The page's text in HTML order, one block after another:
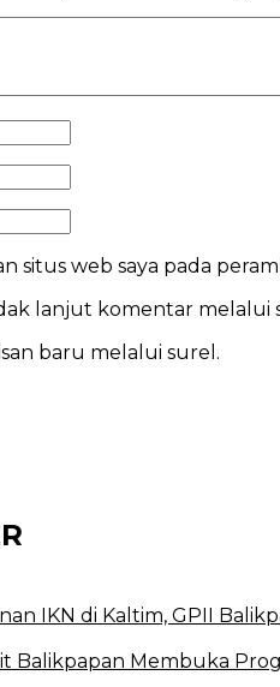
situs web saya pada
lanjut komentar melalui
baru melalui surel.
IKN di Kaltim, GPII
Balikpapan Membuka